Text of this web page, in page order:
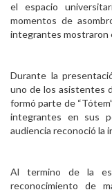
el espacio
momentos de
integrantes mostraron
Durante la
uno de los asistentes
formó parte de
integrantes en sus
audiencia reconoció la
Al termino de la
reconocimiento de